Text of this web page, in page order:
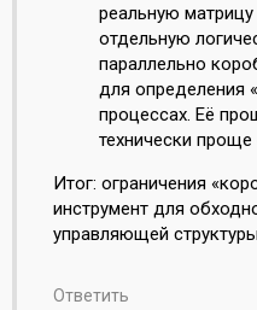
реальную
отдельную
параллельно
для определения
процессах. Её
технически проще
Итог: ограничения
инструмент для
управляющей структуры.
Ответить